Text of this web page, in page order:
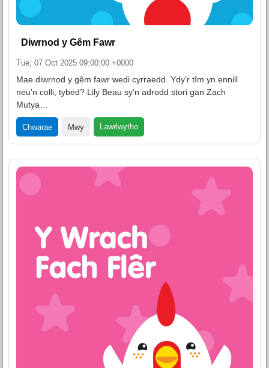
Diwrnod y Gêm Fawr
Tue, 07 Oct 2025 09:00:00 +0000
Mae diwrnod y gêm fawr wedi cyrraedd. Ydy’r tîm yn ennill
neu’n colli, tybed? Lily Beau sy'n adrodd stori gan Zach
Mutya…
Chwarae Mwy Lawrlwytho